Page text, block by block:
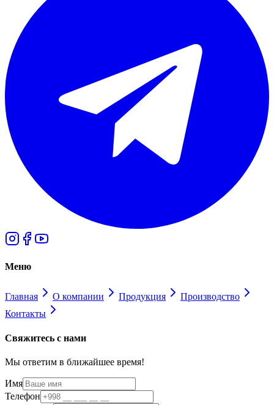
Меню
Главная О компании Продукция
Производство
Контакты
Свяжитесь с нами
Мы ответим в ближайшее время!
Имя
Телефон